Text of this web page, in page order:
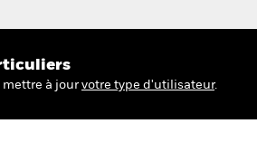
mettre à jour votre type d'utilisateur.